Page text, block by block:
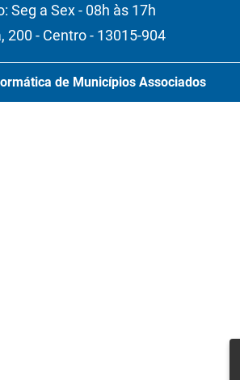
Seg a Sex - 08h às 17h
200 - Centro - 13015-904
de Municípios Associados